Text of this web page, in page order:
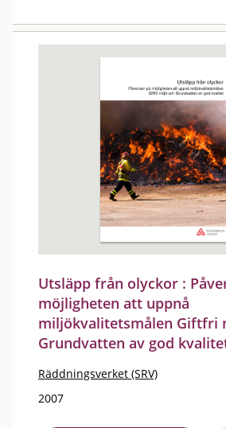
Utsläpp från olyckor :
möjligheten att uppnå
miljökvalitetsmålen Giftfri
Grundvatten av god
Räddningsverket (SRV)
2007